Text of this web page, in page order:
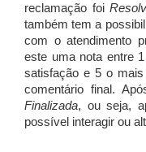
reclamação foi
também tem a
com o atendimento
este uma nota entre
satisfação e 5 o
comentário final.
Finalizada, ou seja,
possível interagir ou